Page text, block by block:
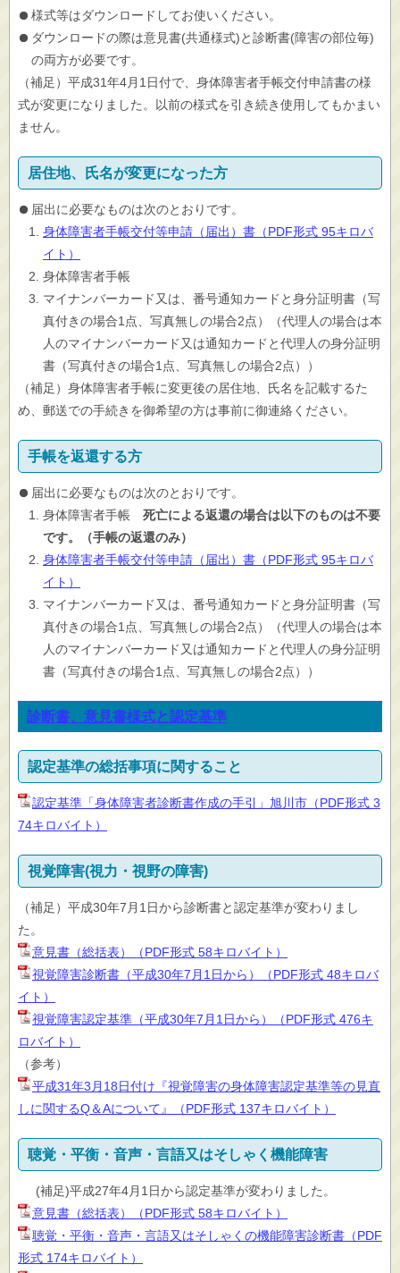
様式等はダウンロードしてお使いください。
ダウンロードの際は意見書(共通様式)と診断書(障害の部位毎)
の両方が必要です。
（補足）平成31年4月1日付で、身体障害者手帳交付申請書の様
式が変更になりました。以前の様式を引き続き使用してもかまい
ません。
居住地、氏名が変更になった方
届出に必要なものは次のとおりです。
身体障害者手帳交付等申請（届出）書（PDF形式 95キロバ
イト）
身体障害者手帳
マイナンバーカード又は、番号通知カードと身分証明書（写
真付きの場合1点、写真無しの場合2点）（代理人の場合は本
人のマイナンバーカード又は通知カードと代理人の身分証明
書（写真付きの場合1点、写真無しの場合2点））
（補足）身体障害者手帳に変更後の居住地、氏名を記載するた
め、郵送での手続きを御希望の方は事前に御連絡ください。
手帳を返還する方
届出に必要なものは次のとおりです。
身体障害者手帳 死亡による返還の場合は以下のものは不要
です。（手帳の返還のみ）
身体障害者手帳交付等申請（届出）書（PDF形式 95キロバ
イト）
マイナンバーカード又は、番号通知カードと身分証明書（写
真付きの場合1点、写真無しの場合2点）（代理人の場合は本
人のマイナンバーカード又は通知カードと代理人の身分証明
書（写真付きの場合1点、写真無しの場合2点））
診断書、意見書様式と認定基準
認定基準の総括事項に関すること
認定基準「身体障害者診断書作成の手引」旭川市（PDF形式 3
74キロバイト）
視覚障害(視力・視野の障害)
（補足）平成30年7月1日から診断書と認定基準が変わりまし
た。
意見書（総括表）（PDF形式 58キロバイト）
視覚障害診断書（平成30年7月1日から）（PDF形式 48キロバ
イト）
視覚障害認定基準（平成30年7月1日から）（PDF形式 476キ
ロバイト）
（参考）
平成31年3月18日付け『視覚障害の身体障害認定基準等の見直
しに関するQ＆Aについて』（PDF形式 137キロバイト）
聴覚・平衡・音声・言語又はそしゃく機能障害
(補足)平成27年4月1日から認定基準が変わりました。
意見書（総括表）（PDF形式 58キロバイト）
聴覚・平衡・音声・言語又はそしゃくの機能障害診断書（PDF
形式 174キロバイト）